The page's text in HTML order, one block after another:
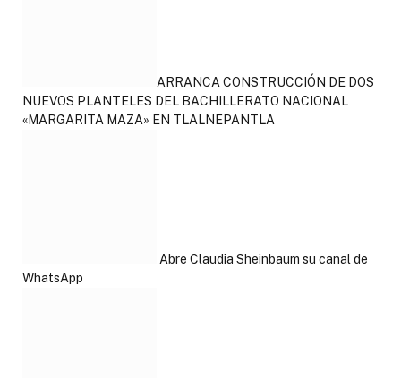
ARRANCA CONSTRUCCIÓN DE DOS
NUEVOS PLANTELES DEL BACHILLERATO NACIONAL
«MARGARITA MAZA» EN TLALNEPANTLA
Abre Claudia Sheinbaum su canal de
WhatsApp